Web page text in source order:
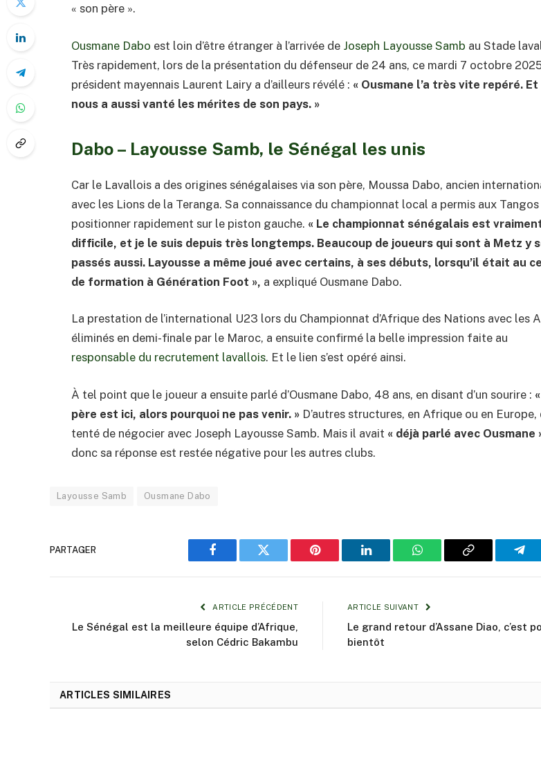
« son père ».
Ousmane Dabo est loin d’être étranger à l’arrivée de Joseph Layousse Samb au Stade
Très rapidement, lors de la présentation du défenseur de 24 ans, ce mardi 7 octobre
président mayennais Laurent Lairy a d’ailleurs révélé : « Ousmane l’a très vite repéré. Et
nous a aussi vanté les mérites de son pays. »
Dabo – Layousse Samb, le Sénégal les unis
Car le Lavallois a des origines sénégalaises via son père, Moussa Dabo, ancien
avec les Lions de la Teranga. Sa connaissance du championnat local a permis aux Tangos
positionner rapidement sur le piston gauche. « Le championnat sénégalais est
difficile, et je le suis depuis très longtemps. Beaucoup de joueurs qui sont à Metz y
passés aussi. Layousse a même joué avec certains, à ses débuts, lorsqu’il était au
de formation à Génération Foot », a expliqué Ousmane Dabo.
La prestation de l’international U23 lors du Championnat d’Afrique des Nations avec les
éliminés en demi-finale par le Maroc, a ensuite confirmé la belle impression faite au
responsable du recrutement lavallois. Et le lien s’est opéré ainsi.
À tel point que le joueur a ensuite parlé d’Ousmane Dabo, 48 ans, en disant d’un sourire :
père est ici, alors pourquoi ne pas venir. » D’autres structures, en Afrique ou en Europe,
tenté de négocier avec Joseph Layousse Samb. Mais il avait « déjà parlé avec Ousmane
donc sa réponse est restée négative pour les autres clubs.
Layousse Samb Ousmane Dabo
PARTAGER
Facebook Twitter Pinterest LinkedIn WhatsAppCopy
ARTICLE PRÉCÉDENT
Le Sénégal est la meilleure équipe d’Afrique,
selon Cédric Bakambu
ARTICLE SUIVANT
Le grand retour d’Assane Diao, c’est
bientôt
ARTICLES SIMILAIRES